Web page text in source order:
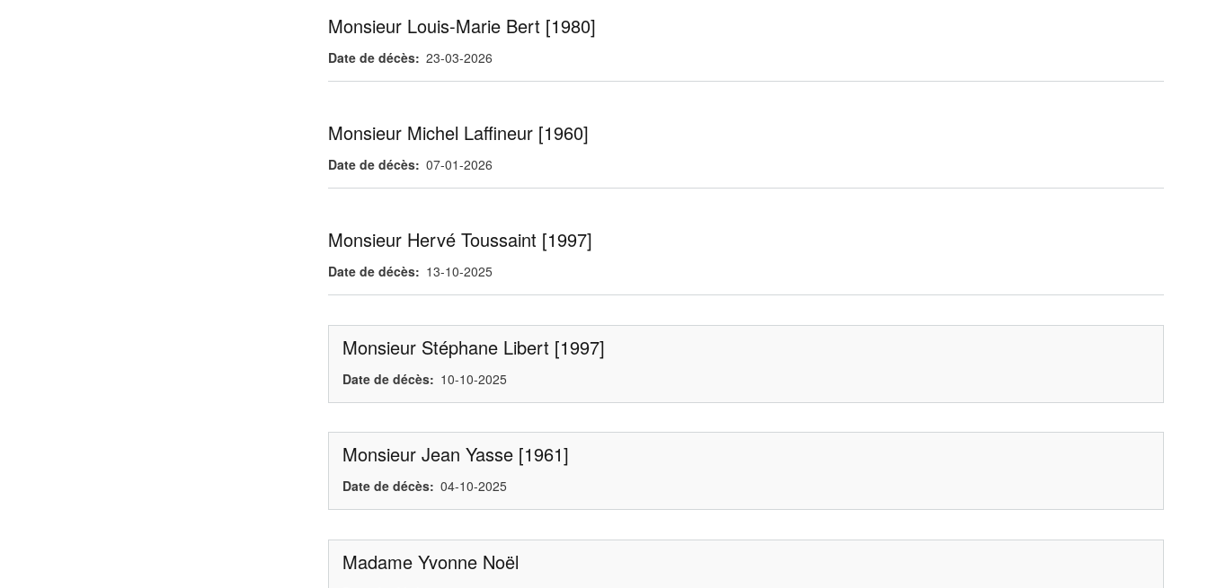
Monsieur Louis-Marie Bert [1980]
Date de décès 23-03-2026
Monsieur Michel Laffineur [1960]
Date de décès 07-01-2026
Monsieur Hervé Toussaint [1997]
Date de décès 13-10-2025
Monsieur Stéphane Libert [1997]
Date de décès 10-10-2025
Monsieur Jean Yasse [1961]
Date de décès 04-10-2025
Madame Yvonne Noël